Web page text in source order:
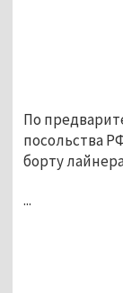
По
посольства
борту
...